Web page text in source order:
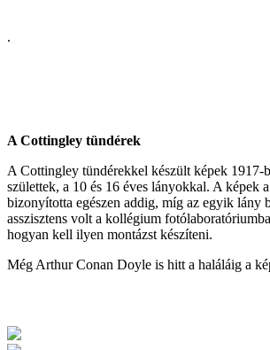
.
A Cottingley tündérek
A Cottingley tündérekkel készült képek 1917-
születtek, a 10 és 16 éves lányokkal. A képek
bizonyította egészen addig, míg az egyik lány
asszisztens volt a kollégium
hogyan kell ilyen montázst készíteni.
Még Arthur Conan Doyle is hitt a haláláig a